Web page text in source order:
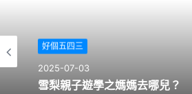
好個五四三
2025-07-03
雪梨親子遊學之媽媽去哪兒？